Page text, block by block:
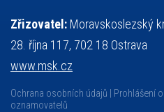
Zřizovatel: Moravskoslezský
28. října 117, 702 18 Ostrava
www.msk.cz
Ochrana osobních údajů Prohlášení
oznamovatelů